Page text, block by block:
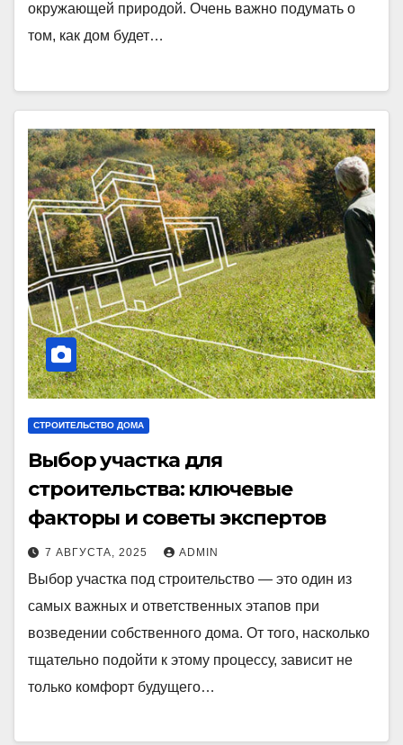
окружающей природой. Очень важно подумать о
том, как дом будет…
СТРОИТЕЛЬСТВО ДОМА
Выбор участка для
строительства: ключевые
факторы и советы экспертов
7 АВГУСТА, 2025 ADMIN
Выбор участка под строительство — это один из
самых важных и ответственных этапов при
возведении собственного дома. От того, насколько
тщательно подойти к этому процессу, зависит не
только комфорт будущего…